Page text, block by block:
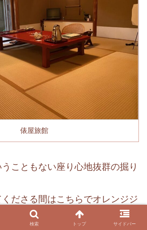
俵屋旅館
こともない座り心地抜群の掘り
ださる間はこちらでオレンジジ
たり、久しぶりに新聞を読んだり
検索 トップ サイドバー